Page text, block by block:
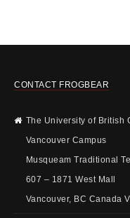
CONTACT FROGBEAR
The University of British
Vancouver Campus
Musqueam Traditional
607 – 1871 West Mall
Vancouver, BC Canada